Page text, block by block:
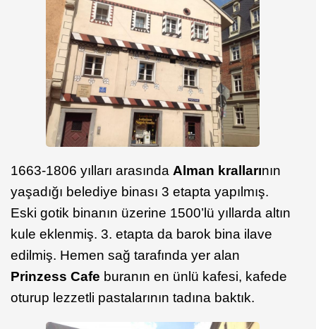
1663-1806 yılları arasında Alman krallarının
yaşadığı belediye binası 3 etapta yapılmış.
Eski gotik binanın üzerine 1500’lü yıllarda altın
kule eklenmiş. 3. etapta da barok bina ilave
edilmiş. Hemen sağ tarafında yer alan
Prinzess Cafe buranın en ünlü kafesi, kafede
oturup lezzetli pastalarının tadına baktık.